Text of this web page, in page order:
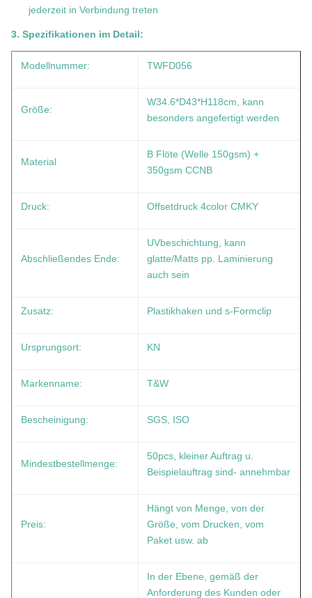
jederzeit in Verbindung treten
3. Spezifikationen im Detail:
Modellnummer: TWFD056
Größe:
W34.6*D43*H118cm , kann
besonders angefertigt werden
Material
B Flöte (Welle 150gsm) +
350gsm CCNB
Druck: Offsetdruck 4color CMKY
Abschließendes Ende:
UVbeschichtung, kann
glatte/Matts pp. Laminierung
auch sein
Zusatz: Plastikhaken und s-Formclip
Ursprungsort: KN
Markenname: T&W
Bescheinigung: SGS, ISO
Mindestbestellmenge:
50pcs, kleiner Auftrag u.
Beispielauftrag sind- annehmbar
Preis:
Hängt von Menge, von der
Größe, vom Drucken, vom
Paket usw. ab
In der Ebene, gemäß der
Anforderung des Kunden oder